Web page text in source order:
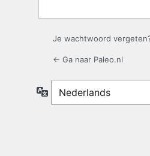
Je wachtwoord
← Ga naar Paleo.nl
Taal